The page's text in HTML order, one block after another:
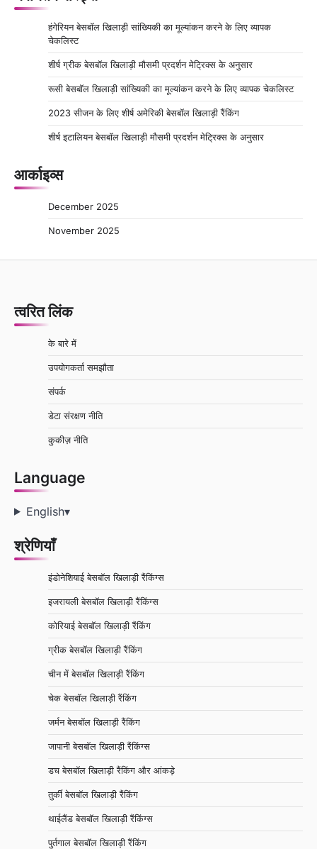
हंगेरियन बेसबॉल खिलाड़ी सांख्यिकी का मूल्यांकन करने के लिए व्यापक
चेकलिस्ट
शीर्ष ग्रीक बेसबॉल खिलाड़ी मौसमी प्रदर्शन मेट्रिक्स के अनुसार
रूसी बेसबॉल खिलाड़ी सांख्यिकी का मूल्यांकन करने के लिए व्यापक चेकलिस्ट
2023 सीजन के लिए शीर्ष अमेरिकी बेसबॉल खिलाड़ी रैंकिंग
शीर्ष इटालियन बेसबॉल खिलाड़ी मौसमी प्रदर्शन मेट्रिक्स के अनुसार
आर्काइव्स
December 2025
November 2025
त्वरित लिंक
के बारे में
उपयोगकर्ता समझौता
संपर्क
डेटा संरक्षण नीति
कुकीज़ नीति
Language
English▾
श्रेणियाँ
इंडोनेशियाई बेसबॉल खिलाड़ी रैंकिंग्स
इजरायली बेसबॉल खिलाड़ी रैंकिंग्स
कोरियाई बेसबॉल खिलाड़ी रैंकिंग
ग्रीक बेसबॉल खिलाड़ी रैंकिंग
चीन में बेसबॉल खिलाड़ी रैंकिंग
चेक बेसबॉल खिलाड़ी रैंकिंग
जर्मन बेसबॉल खिलाड़ी रैंकिंग
जापानी बेसबॉल खिलाड़ी रैंकिंग्स
डच बेसबॉल खिलाड़ी रैंकिंग और आंकड़े
तुर्की बेसबॉल खिलाड़ी रैंकिंग
थाईलैंड बेसबॉल खिलाड़ी रैंकिंग्स
पुर्तगाल बेसबॉल खिलाड़ी रैंकिंग